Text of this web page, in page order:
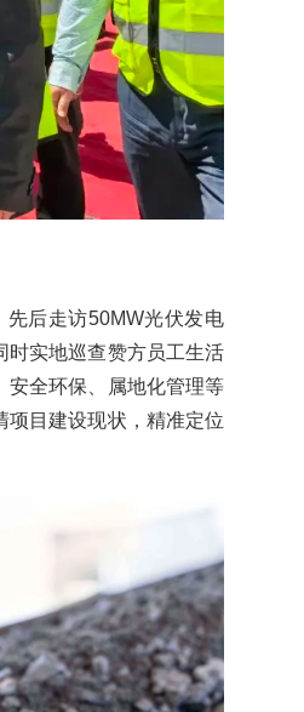
后走访50MW光伏发电
时实地巡查赞方员工生活
安全环保、属地化管理等
项目建设现状，精准定位